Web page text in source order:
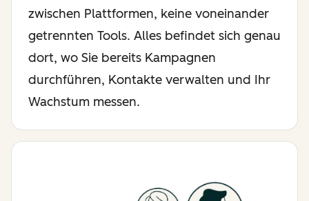
zwischen Plattformen, keine voneinander
getrennten Tools. Alles befindet sich genau
dort, wo Sie bereits Kampagnen
durchführen, Kontakte verwalten und Ihr
Wachstum messen.